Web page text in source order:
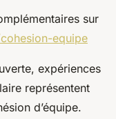
sur
equipe
expériences
représentent
d’équipe.